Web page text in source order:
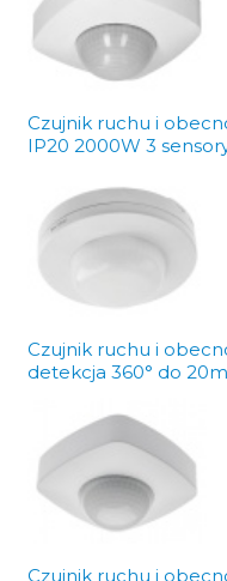
Czujnik ruchu i
IP20 2000W 3
Czujnik ruchu i
detekcja 360° do 20m
Czujnik ruchu i